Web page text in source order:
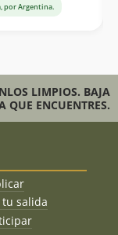
por Argentina.
LIMPIOS. BAJA
QUE ENCUENTRES.
salida